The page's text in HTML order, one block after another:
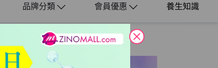
品牌分類 會員優惠 養生知識
close